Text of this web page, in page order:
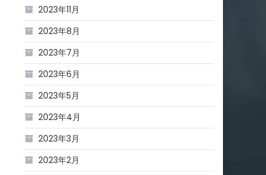
2023年11月
2023年8月
2023年7月
2023年6月
2023年5月
2023年4月
2023年3月
2023年2月